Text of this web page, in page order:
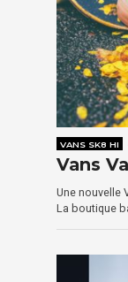
VANS SK8 HI
Vans
Une nouvelle
La boutique